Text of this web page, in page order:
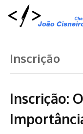
Inscrição
Inscrição: